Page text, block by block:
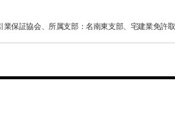
保証協会、所属支部：名南東支部、宅建業免許取